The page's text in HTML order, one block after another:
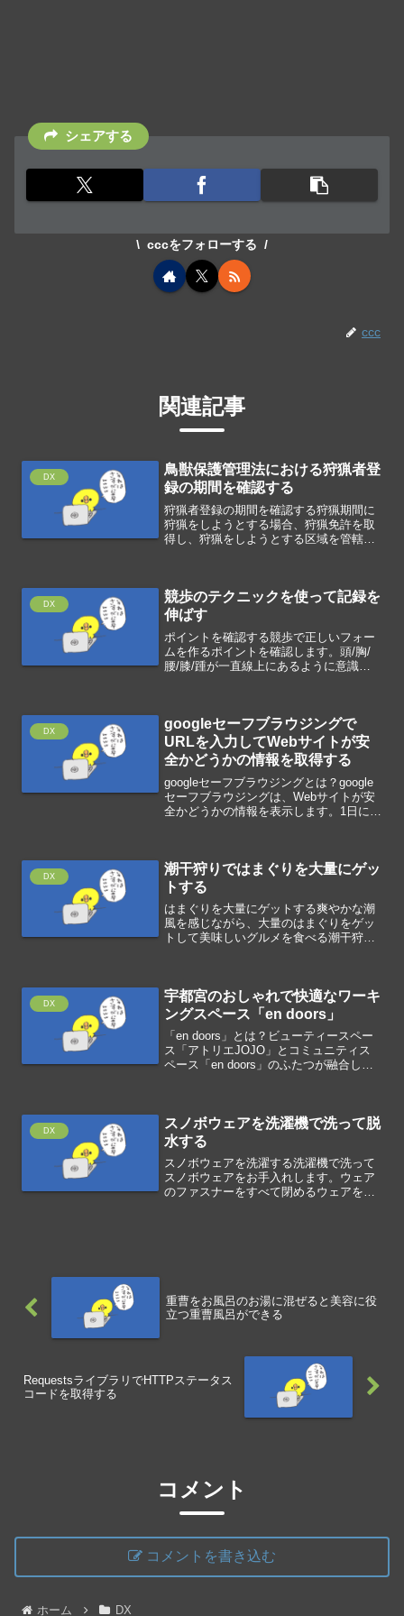
シェアする
cccをフォローする
ccc
関連記事
DX
鳥獣保護管理法における狩猟者登
録の期間を確認する
狩猟者登録の期間を確認する狩猟期間に
狩猟をしようとする場合、狩猟免許を取
得し、狩猟をしようとする区域を管轄す
(北海道は9月15日...
DX
競歩のテクニックを使って記録を
伸ばす
ポイントを確認する競歩で正しいフォー
ムを作るポイントを確認します。頭/胸/
腰/膝/踵が一直線上にあるように意識し
いてストライドを伸ば...
DX
googleセーフブラウジングで
URLを入力してWebサイトが安
全かどうかの情報を取得する
googleセーフブラウジングとは？google
セーフブラウジングは、Webサイトが安
全かどうかの情報を表示します。1日に数
を...
DX
潮干狩りではまぐりを大量にゲッ
トする
はまぐりを大量にゲットする爽やかな潮
風を感じながら、大量のはまぐりをゲッ
トして美味しいグルメを食べる潮干狩り
う。地形の変化地形の変化...
DX
宇都宮のおしゃれで快適なワーキ
ングスペース「en doors」
「en doors」とは？ビューティースペー
ス「アトリエJOJO」とコミュニティス
ペース「en doors」のふたつが融合した
ただけ...
DX
スノボウェアを洗濯機で洗って脱
水する
スノボウェアを洗濯する洗濯機で洗って
スノボウェアをお手入れします。ウェア
のファスナーをすべて閉めるウェアを洗
重曹をお風呂のお湯に混ぜると美容に役
立つ重曹風呂ができる
RequestsライブラリでHTTPステータス
コードを取得する
コメント
コメントを書き込む
ホーム DX